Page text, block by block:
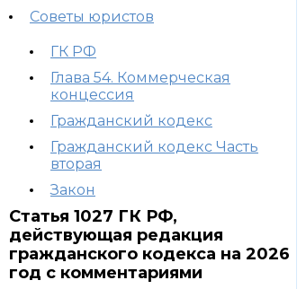
Советы юристов
ГК РФ
Глава 54. Коммерческая
концессия
Гражданский кодекс
Гражданский кодекс Часть
вторая
Закон
Статья 1027 ГК РФ,
действующая редакция
гражданского кодекса на 2026
год с комментариями